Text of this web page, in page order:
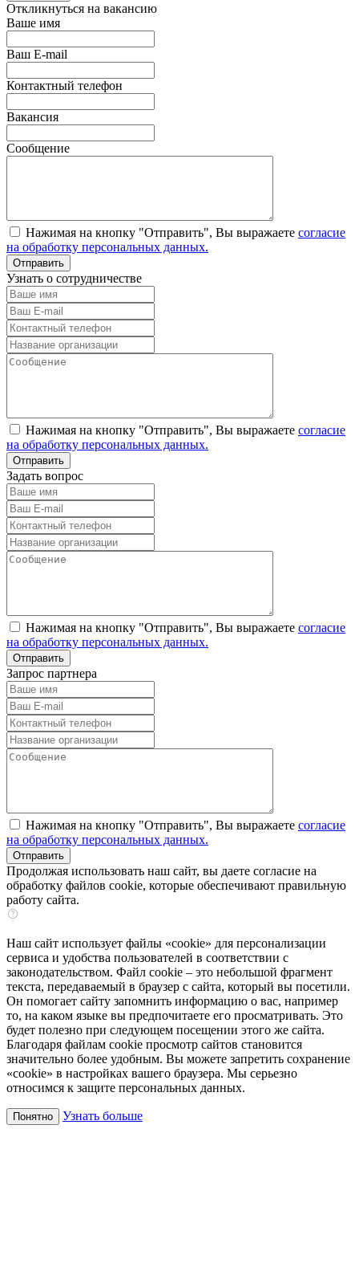
Откликнуться на вакансию
Ваше имя
Ваш E-mail
Контактный телефон
Вакансия
Сообщение
Нажимая на кнопку "Отправить", Вы выражаете согласие
на обработку персональных данных.
Узнать о сотрудничестве
Нажимая на кнопку "Отправить", Вы выражаете согласие
на обработку персональных данных.
Задать вопрос
Нажимая на кнопку "Отправить", Вы выражаете согласие
на обработку персональных данных.
Запрос партнера
Нажимая на кнопку "Отправить", Вы выражаете согласие
на обработку персональных данных.
Продолжая использовать наш сайт, вы даете согласие на
обработку файлов cookie, которые обеспечивают правильную
работу сайта.
Наш сайт использует файлы «cookie» для персонализации
сервиса и удобства пользователей в соответствии с
законодательством. Файл cookie – это небольшой фрагмент
текста, передаваемый в браузер с сайта, который вы посетили.
Он помогает сайту запомнить информацию о вас, например
то, на каком языке вы предпочитаете его просматривать. Это
будет полезно при следующем посещении этого же сайта.
Благодаря файлам cookie просмотр сайтов становится
значительно более удобным. Вы можете запретить сохранение
«cookie» в настройках вашего браузера. Мы серьезно
относимся к защите персональных данных.
Понятно Узнать больше